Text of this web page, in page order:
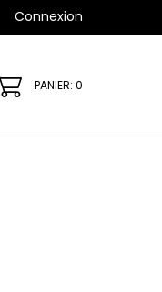
Connexion
PANIER: 0